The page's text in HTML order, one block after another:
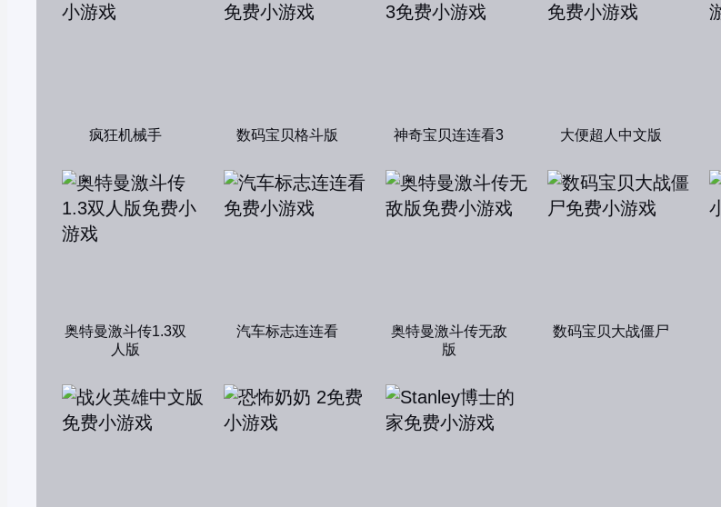
疯狂机械手 数码宝贝格斗版 神奇宝贝连连看3 大便超人中文版
奥特曼激斗传1.3双
人版
汽车标志连连看
奥特曼激斗传无敌
版
数码宝贝大战僵尸